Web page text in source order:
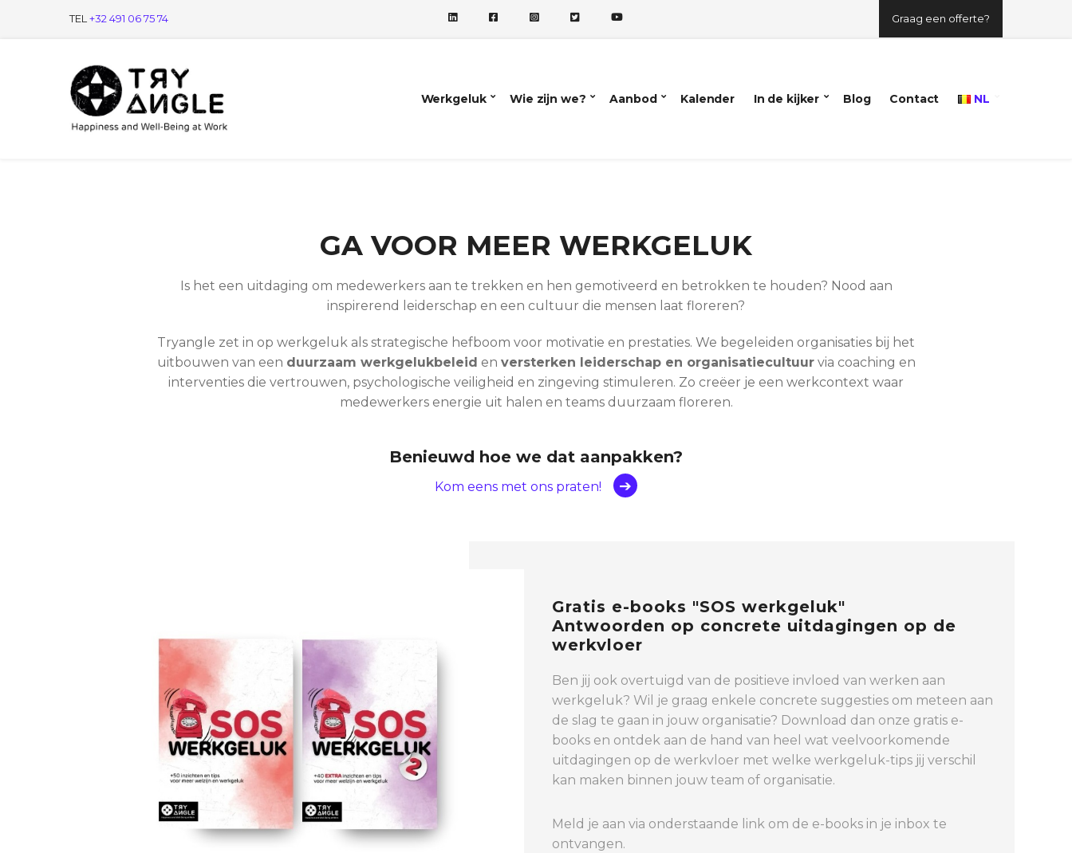
TEL +32 491 06 75 74 Graag een offerte?
Werkgeluk Wie zijn we? Aanbod Kalender In de kijker Blog Contact NL
GA VOOR MEER WERKGELUK
Is het een uitdaging om medewerkers aan te trekken en hen gemotiveerd en betrokken te houden? N ood aan
inspirerend leiderschap en een cultuur die mensen laat floreren?
Tryangle zet in op werkgeluk als strategische hefboom voor motivatie en prestaties. We begeleiden organisaties bij het
uitbouwen van een duurzaam werkgelukbeleid en versterken leiderschap en organisatiecultuurvia coaching en
interventies die vertrouwen, psychologische veiligheid en zingeving stimuleren. Zo creëer je een werkcontext waar
medewerkers energie uit halen en teams duurzaam floreren.
Benieuwd hoe we dat aanpakken?
Kom eens met ons praten!
Gratis e-books "SOS werkgeluk"
Antwoorden op concrete uitdagingen op de
werkvloer
Ben jij ook overtuigd van de positieve invloed van werken aan
werkgeluk? Wil je graag enkele concrete suggesties om meteen aan
de slag te gaan in jouw organisatie? Download dan onze gratis e-
books en ontdek aan de hand van heel wat veelvoorkomende
uitdagingen op de werkvloer met welke werkgeluk-tips jij verschil
kan maken binnen jouw team of organisatie.
Meld je aan via onderstaande link om de e-books in je inbox te
ontvangen.